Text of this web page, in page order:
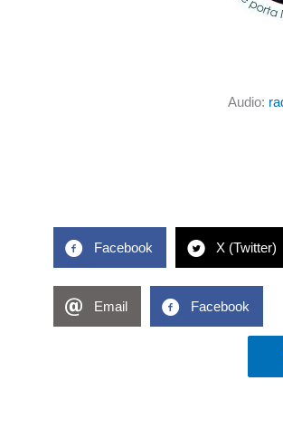
Audio:
Facebook X (Twitter)
Email Facebook